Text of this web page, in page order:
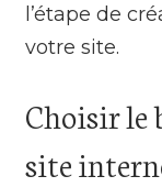
l’étape de
votre site.
Choisir le
site